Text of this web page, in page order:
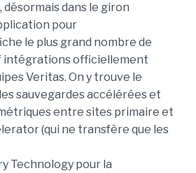
dans le giron
pour
le plus grand nombre de
intégrations officiellement
Veritas. On y trouve le
sauvegardes accélérées et
entre sites primaire et
(qui ne transfère que les
Technology pour la